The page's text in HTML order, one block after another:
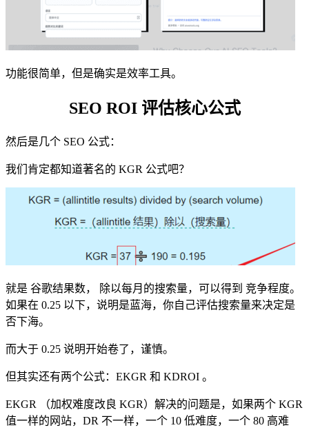
功能很简单，但是确实是效率工具。
SEO ROI 评估核心公式
然后是几个 SEO 公式：
我们肯定都知道著名的 KGR 公式吧？
就是 谷歌结果数， 除以每月的搜索量，可以得到 竞争程度。
如果在 0.25 以下，说明是蓝海，你自己评估搜索量来决定是
否下海。
而大于 0.25 说明开始卷了，谨慎。
但其实还有两个公式：EKGR 和 KDROI 。
EKGR （加权难度改良 KGR）解决的问题是，如果两个 KGR
值一样的网站，DR 不一样，一个 10 低难度，一个 80 高难